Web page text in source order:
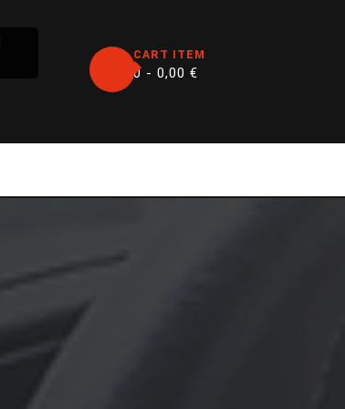
CART ITEM
0 - 0,00 €